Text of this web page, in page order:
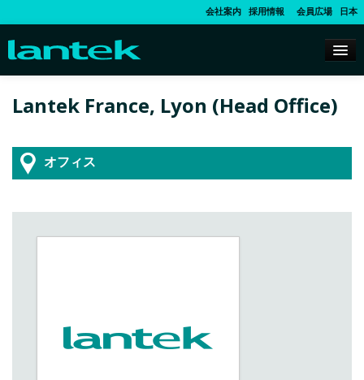
会社案内 採用情報 会員広場 日本
Lantek France, Lyon (Head Office)
オフィス